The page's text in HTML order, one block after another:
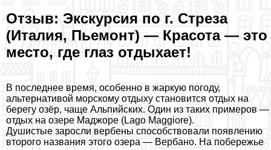
Отзыв: Экскурсия по г. Стреза
(Италия, Пьемонт) — Красота — это
место, где глаз отдыхает!
В последнее время, особенно в жаркую погоду,
альтернативой морскому отдыху становится отдых на
берегу озёр, чаще Альпийских. Один из таких примеров —
отдых на озере Маджоре (Lago Maggiore).
Душистые заросли вербены способствовали появлению
второго названия этого озера — Вербано. На побережье